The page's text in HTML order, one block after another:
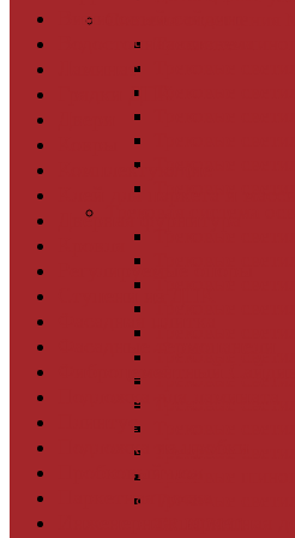
Виниловый сайдинг
Водосточная система
Ламинат
Грядки ДПК
Комплектующие
Клей для паркета и
Дверная фурнитура
Регулируемые опоры
Ступени из ДПК
Фасадная плитка
Плинтус
Подложка из пробки
Пробковый пол
Паркетная доска